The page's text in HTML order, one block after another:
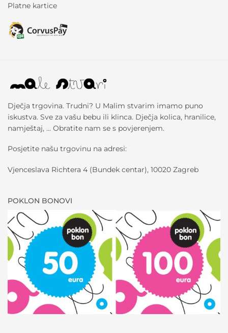
Platne kartice
Dječja trgovina. Trudni? U Malim stvarim imamo puno
iskustva. Sve za vašu bebu ili klinca. Dječja kolica, hranilice,
namještaj, … Obratite nam se s povjerenjem.
Posjetite našu trgovinu na adresi:
Vjenceslava Richtera 4 (Bundek centar), 10020 Zagreb
POKLON BONOVI